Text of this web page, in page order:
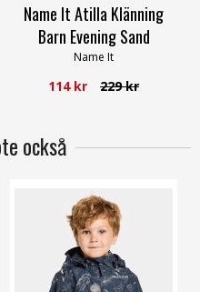
Name It Atilla Klänning
Barn Evening Sand
Name It
114 kr 229 kr
också